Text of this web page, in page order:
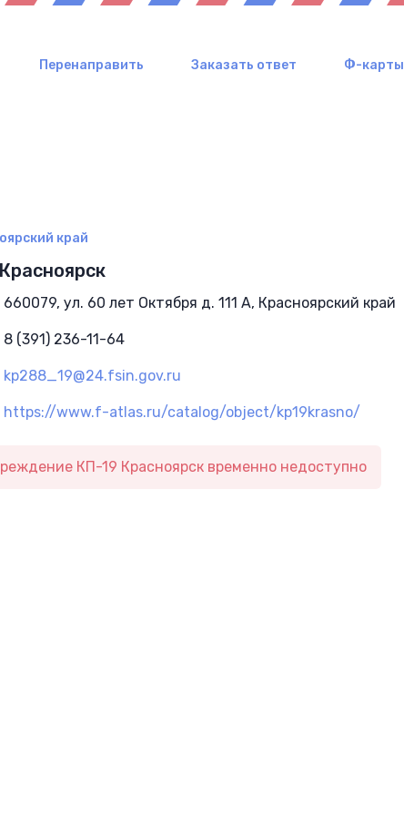
Перенаправить Заказать ответ Ф-карты
край
660079, ул. 60 лет Октября д. 111 А, Красноярский край
8 (391) 236-11-64
kp288_19@24.fsin.gov.ru
https://www.f-atlas.ru/catalog/object/kp19krasno/
КП-19 Красноярск временно недоступно